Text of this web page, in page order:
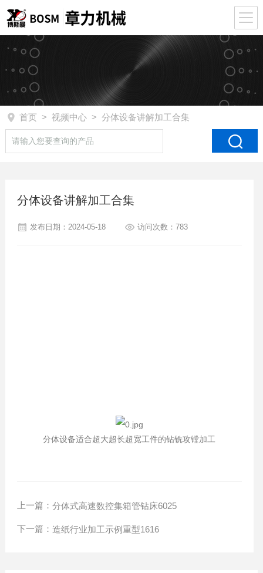
首页 > 视频中心> 分体设备讲解加工合集
分体设备讲解加工合集
发布日期：2024-05-18 访问次数：783
分体设备适合超大超长超宽工件的钻铣攻镗加工
上一篇： 分体式高速数控集箱管钻床6025
下一篇： 造纸行业加工示例重型1616